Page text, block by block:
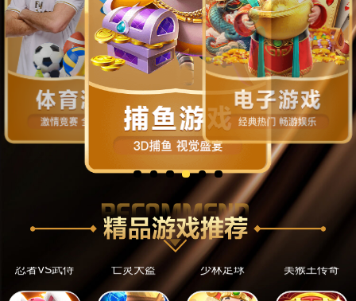
麻将胡了2 赏金女王 黄金摇钱树
亡灵大盗 少林足球